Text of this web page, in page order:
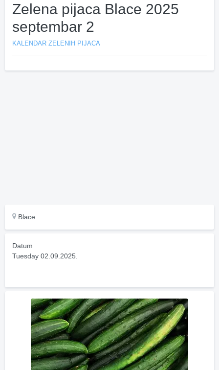
Zelena pijaca Blace 2025
septembar 2
KALENDAR ZELENIH PIJACA
Blace
Datum
Tuesday 02.09.2025.